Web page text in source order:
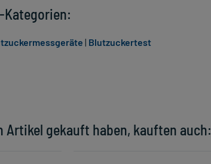
Artikel gekauft haben, kauften auch:
Kategorien:
| Blutzuckertest